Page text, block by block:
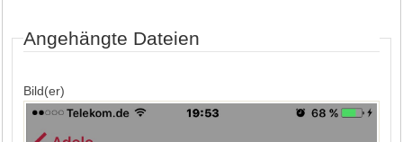
Angehängte Dateien
Bild(er)